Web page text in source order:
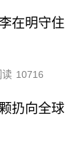
在明守住
读 10716
扔向全球